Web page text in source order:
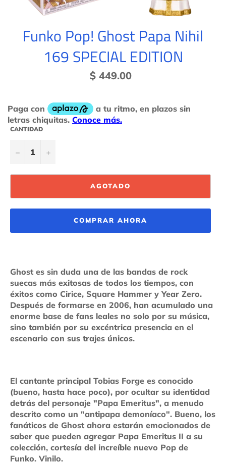
Funko Pop! Ghost Papa Nihil
169 SPECIAL EDITION
Precio
habitual
$ 449.00
CANTIDAD
− +
AGOTADO
COMPRAR AHORA
Ghost es sin duda una de las bandas de rock
suecas más exitosas de todos los tiempos, con
éxitos como Cirice, Square Hammer y Year Zero.
Después de formarse en 2006, han acumulado una
enorme base de fans leales no solo por su música,
sino también por su excéntrica presencia en el
escenario con sus trajes únicos.
El cantante principal Tobias Forge es conocido
(bueno, hasta hace poco), por ocultar su identidad
detrás del personaje "Papa Emeritus", a menudo
descrito como un "antipapa demoníaco". Bueno, los
fanáticos de Ghost ahora estarán emocionados de
saber que pueden agregar Papa Emeritus II a su
colección, cortesía del increíble nuevo Pop de
Funko. Vinilo.